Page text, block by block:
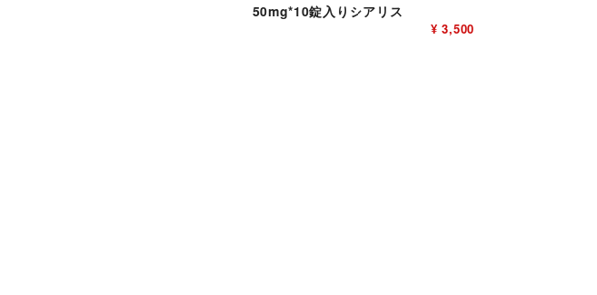
50mg*10錠入りシアリス
¥ 3,500